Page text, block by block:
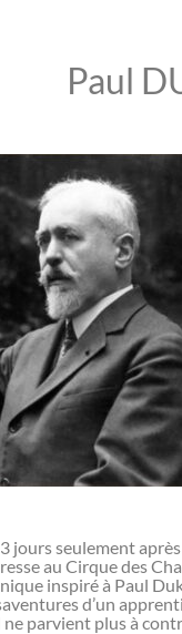
Paul
jours seulement
au Cirque des
inspiré à Paul
d’un
parvient plus à